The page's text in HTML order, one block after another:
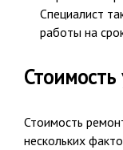
Специалист
работы на
Стоимость
нескольких